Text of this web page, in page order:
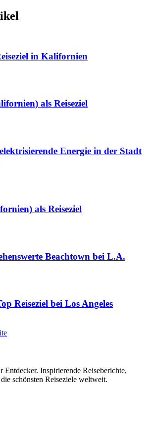
in Kalifornien
als Reiseziel
Energie in der Stadt
als Reiseziel
Beachtown bei L.A.
Reiseziel bei Los Angeles
Entdecker. Inspirierende Reiseberichte,
schönsten Reiseziele weltweit.